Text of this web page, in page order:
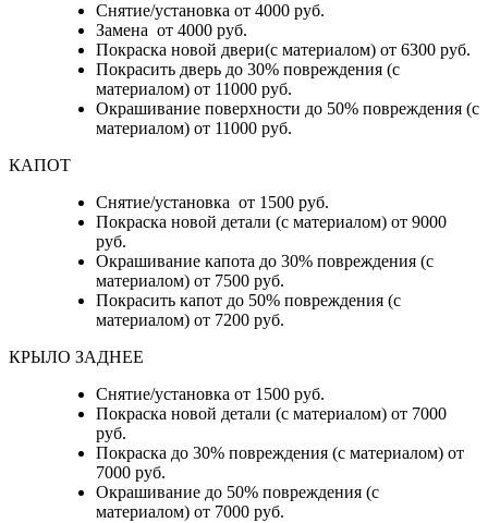
Снятие/установка от 4000 руб.
Замена от 4000 руб.
Покраска новой двери(с материалом) от 6300 руб.
Покрасить дверь до 30% повреждения (с
материалом) от 11000 руб.
Окрашивание поверхности до 50% повреждения (с
материалом) от 11000 руб.
КАПОТ
Снятие/установка от 1500 руб.
Покраска новой детали (с материалом) от 9000
руб.
Окрашивание капота до 30% повреждения (с
материалом) от 7500 руб.
Покрасить капот до 50% повреждения (с
материалом) от 7200 руб.
КРЫЛО ЗАДНЕЕ
Снятие/установка от 1500 руб.
Покраска новой детали (с материалом) от 7000
руб.
Покраска до 30% повреждения (с материалом) от
7000 руб.
Окрашивание до 50% повреждения (с
материалом) от 7000 руб.